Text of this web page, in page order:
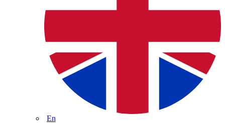
En